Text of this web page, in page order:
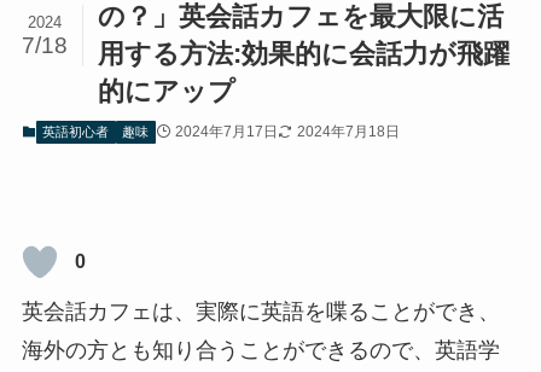
の？」英会話カフェを最大限に活
用する方法:効果的に会話力が飛躍
的にアップ
2024
7/18
英語初心者 趣味 2024年7月17日 2024年7月18日
0
英会話カフェは、実際に英語を喋ることができ、
海外の方とも知り合うことができるので、英語学